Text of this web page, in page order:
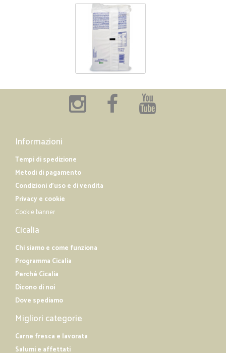
Informazioni
Tempi di spedizione
Metodi di pagamento
Condizioni d'uso e di vendita
Privacy e cookie
Cookie banner
Cicalia
Chi siamo e come funziona
Programma Cicalia
Perché Cicalia
Dicono di noi
Dove spediamo
Migliori categorie
Carne fresca e lavorata
Salumi e affettati